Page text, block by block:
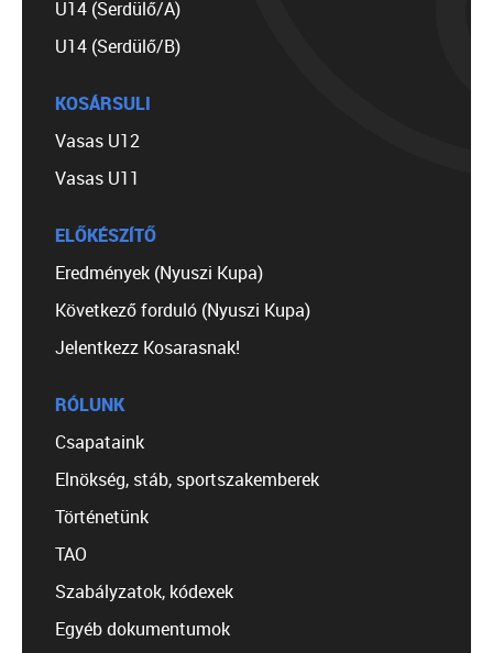
U14 (Serdülő/A)
U14 (Serdülő/B)
KOSÁRSULI
Vasas U12
Vasas U11
ELŐKÉSZÍTŐ
Eredmények (Nyuszi Kupa)
Következő forduló (Nyuszi Kupa)
Jelentkezz Kosarasnak!
RÓLUNK
Csapataink
Elnökség, stáb, sportszakemberek
Történetünk
TAO
Szabályzatok, kódexek
Egyéb dokumentumok